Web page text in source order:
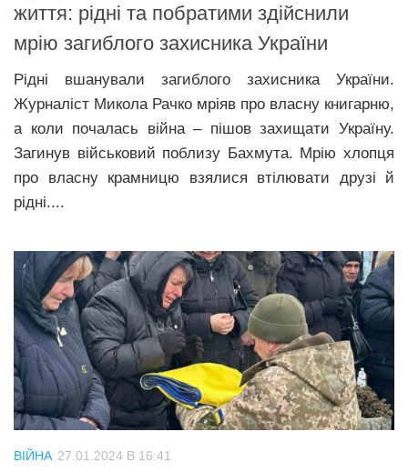
Економіка
Політика
Світ
Цікаво
Технології
Привітання
Здоров’я
Події
Кримінал
Трагедії
Курйози
Суспільство
життя: рідні та побратими здійснили
мрію загиблого захисника України
Рідні вшанували загиблого захисника України.
Журналіст Микола Рачко мріяв про власну книгарню,
а коли почалась війна – пішов захищати Україну.
Загинув військовий поблизу Бахмута. Мрію хлопця
про власну крамницю взялися втілювати друзі й
рідні....
ВІЙНА 27.01.2024 В 16:41